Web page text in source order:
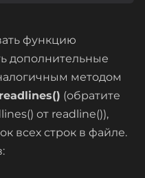
функцию
дополнительные
методом
(обратите
от readline()),
всех строк в файле.